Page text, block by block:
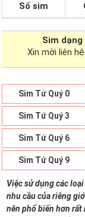
Số sim
Sim dạng
Xin mời liên
Sim Tứ Quý 0
Sim Tứ Quý 3
Sim Tứ Quý 6
Sim Tứ Quý 9
Việc sử dụng các
nhu cầu của riêng
nên phổ biến hơn